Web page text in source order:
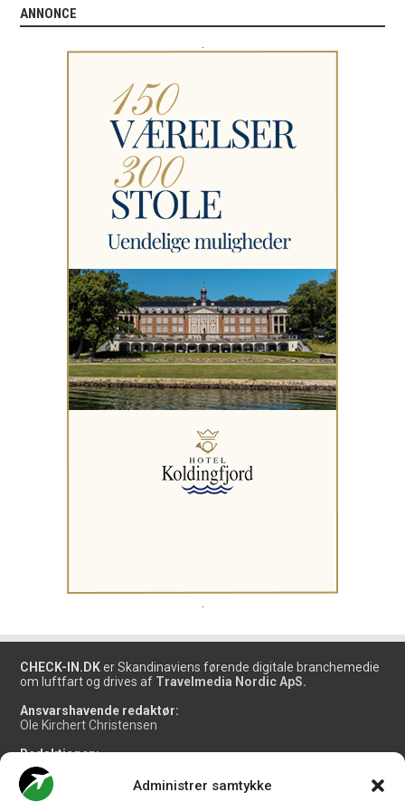
Administrer samtykke
ANNONCE
.
.
CHECK-IN.DK er Skandinaviens førende digitale branchemedie
om luftfart og drives af Travelmedia Nordic ApS.
Ansvarshavende redaktør:
Ole Kirchert Christensen
Redaktionen:
Christian Granhøj Skouboe
Henrik Baumgarten
Danny Longhi Andreasen